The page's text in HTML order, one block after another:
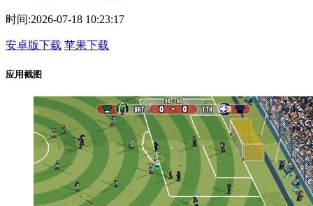
时间:2026-07-18 10:23:17
安卓版下载 苹果下载
应用截图